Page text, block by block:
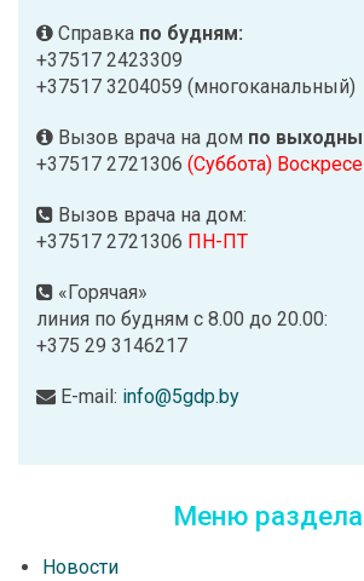
Справка по будням:
+37517 2423309
+37517 3204059 (многоканальный)
Вызов врача на дом по
+37517 2721306 (Суббота)
Вызов врача на дом:
+37517 2721306 ПН-ПТ
«Горячая»
линия по будням с 8.00 до 20.00:
+375 29 3146217
E-mail: info@5gdp.by
Меню
Новости